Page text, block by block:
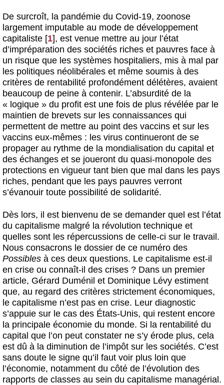
De surcroît, la pandémie du Covid-19, zoonose
largement imputable au mode de développement
capitaliste [1], est venue mettre au jour l’état
d’impréparation des sociétés riches et pauvres face à
un risque que les systèmes hospitaliers, mis à mal par
les politiques néolibérales et même soumis à des
critères de rentabilité profondément délétères, avaient
beaucoup de peine à contenir. L’absurdité de la
« logique » du profit est une fois de plus révélée par le
maintien de brevets sur les connaissances qui
permettent de mettre au point des vaccins et sur les
vaccins eux-mêmes : les virus continueront de se
propager au rythme de la mondialisation du capital et
des échanges et se joueront du quasi-monopole des
protections en vigueur tant bien que mal dans les pays
riches, pendant que les pays pauvres verront
s’évanouir toute possibilité de solidarité.
Dès lors, il est bienvenu de se demander quel est l’état
du capitalisme malgré la révolution technique et
quelles sont les répercussions de celle-ci sur le travail.
Nous consacrons le dossier de ce numéro des
Possibles à ces deux questions. Le capitalisme est-il
en crise ou connaît-il des crises ? Dans un premier
article, Gérard Duménil et Dominique Lévy estiment
que, au regard des critères strictement économiques,
le capitalisme n’est pas en crise. Leur diagnostic
s’appuie sur le cas des États-Unis, qui restent encore
la principale économie du monde. Si la rentabilité du
capital que l’on peut constater ne s’y érode plus, cela
est dû à la diminution de l’impôt sur les sociétés. C’est
sans doute le signe qu’il faut voir plus loin que
l’économie, notamment du côté de l’évolution des
rapports de classes au sein du capitalisme managérial.